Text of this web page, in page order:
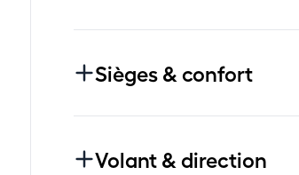
Sièges & confort
Volant & direction